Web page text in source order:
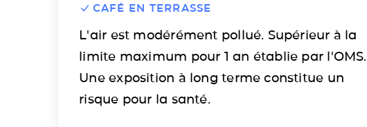
CAFÉ EN TERRASSE
L'air est modérément pollué. Supérieur à la
limite maximum pour 1 an établie par l'OMS.
Une exposition à long terme constitue un
risque pour la santé.